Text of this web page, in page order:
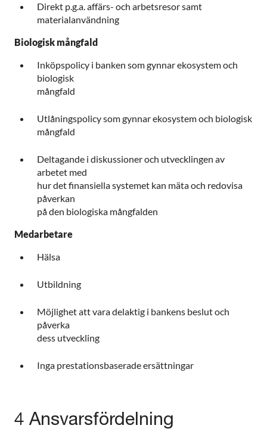
Direkt p.g.a. affärs- och arbetsresor samt
materialanvändning
Biologisk mångfald
Inköpspolicy i banken som gynnar ekosystem och
biologisk
mångfald
Utlåningspolicy som gynnar ekosystem och biologisk
mångfald
Deltagande i diskussioner och utvecklingen av
arbetet med
hur det finansiella systemet kan mäta och redovisa
påverkan
på den biologiska mångfalden
Medarbetare
Hälsa
Utbildning
Möjlighet att vara delaktig i bankens beslut och
påverka
dess utveckling
Inga prestationsbaserade ersättningar
4 Ansvarsfördelning